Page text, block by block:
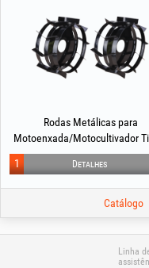
Rodas Metálicas para
Motoenxada/Motocultivador
Detalhes
1
Catálogo
Linha